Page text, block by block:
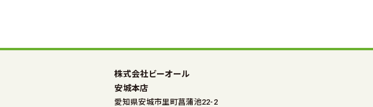
株式会社ビーオール
安城本店
愛知県安城市里町菖蒲池22-2